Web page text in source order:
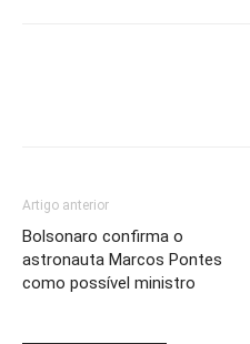
Artigo anterior
Bolsonaro confirma o
astronauta Marcos Pontes
como possível ministro